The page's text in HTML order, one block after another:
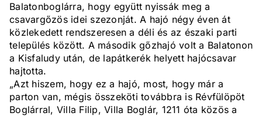
Balatonboglárra, hogy együtt nyissák meg a
csavargőzös idei szezonját. A hajó négy éven át
közlekedett rendszeresen a déli és az északi parti
település között. A második gőzhajó volt a Balatonon
a Kisfaludy után, de lapátkerék helyett hajócsavar
hajtotta.
„Azt hiszem, hogy ez a hajó, most, hogy már a
parton van, mégis összeköti továbbra is Révfülöpöt
Boglárral, Villa Filip, Villa Boglár, 1211 óta közös a